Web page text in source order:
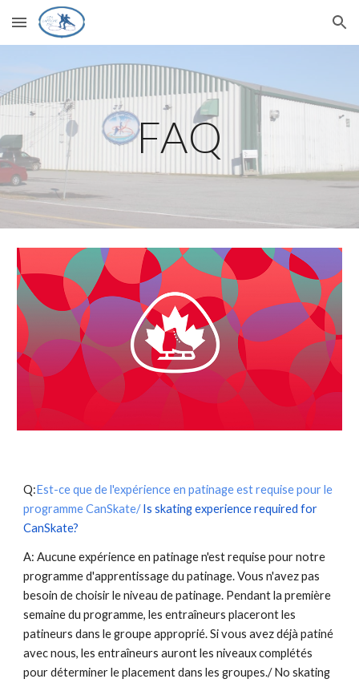
Skip to main content Skip to navigation
FAQ
Q:Est-ce que de l'expérience en patinage est requise pour le
programme CanSkate/ Is skating experience required for
CanSkate?
A: Aucune expérience en patinage n'est requise pour notre
programme d'apprentissage du patinage. Vous n'avez pas
besoin de choisir le niveau de patinage. Pendant la première
semaine du programme, les entraîneurs placeront les
patineurs dans le groupe approprié. Si vous avez déjà patiné
avec nous, les entraîneurs auront les niveaux complétés
pour déterminer le placement dans les groupes./ No skating